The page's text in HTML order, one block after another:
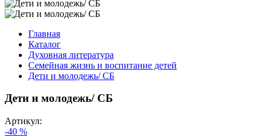
Главная
Каталог
Духовная литература
Семейная жизнь и воспитание детей
Дети и молодежь/ СБ
Дети и молодежь/ СБ
Артикул:
-40 %